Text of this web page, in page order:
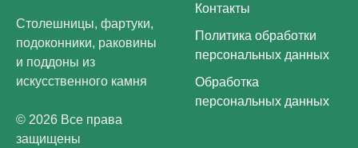
Столешницы, фартуки,
подоконники, раковины
и поддоны из
искусственного камня
© 2026 Все права
защищены
Контакты
Политика обработки
персональных данных
Обработка
персональных данных